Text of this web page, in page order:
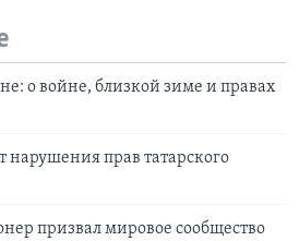
о войне, близкой зиме и правах
нарушения прав татарского
призвал мировое сообщество